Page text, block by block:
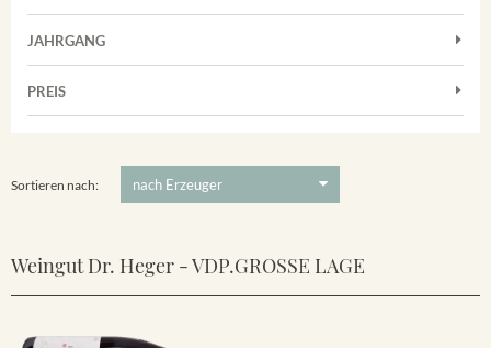
Weißwein
Grauburgunder
Riesling
Achkarrer Schlossberg
Vorderer Winklerberg
Winklerberg Hinter Winklen
JAHRGANG
PREIS
Sortieren nach:
Weingut Dr. Heger - VDP.GROSSE LAGE